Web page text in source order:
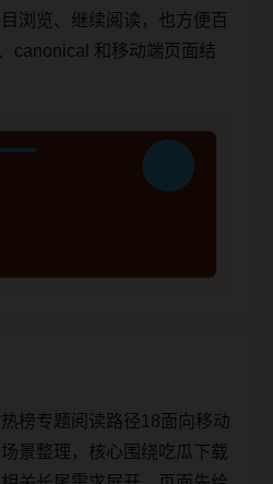
浏览、继续阅读，也方便百
canonical 和移动端页面结
榜专题阅读路径18面向移动
景整理，核心围绕吃瓜下载